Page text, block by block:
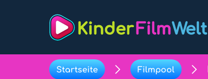
Startseite Filmpool